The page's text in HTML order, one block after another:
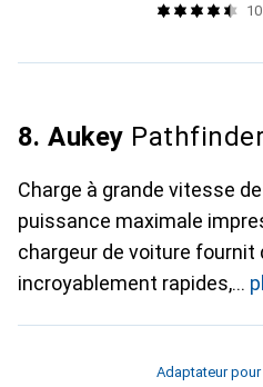
8. Aukey
Charge à grande vitesse
puissance maximale
chargeur de voiture
incroyablement rapides,
Adaptateur